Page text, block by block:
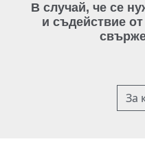
В случай, че се
и съдействие
За